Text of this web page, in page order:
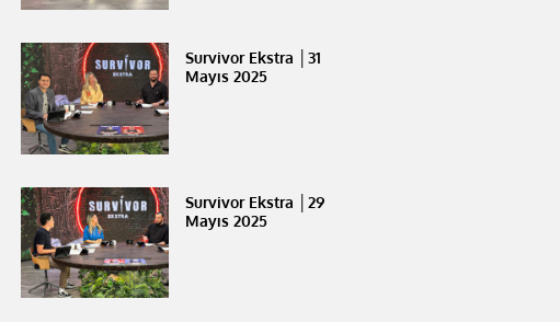
Survivor Ekstra │31
Mayıs 2025
Survivor Ekstra │29
Mayıs 2025